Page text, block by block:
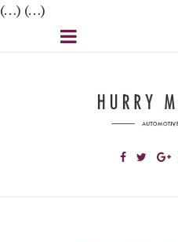
(…) (…)